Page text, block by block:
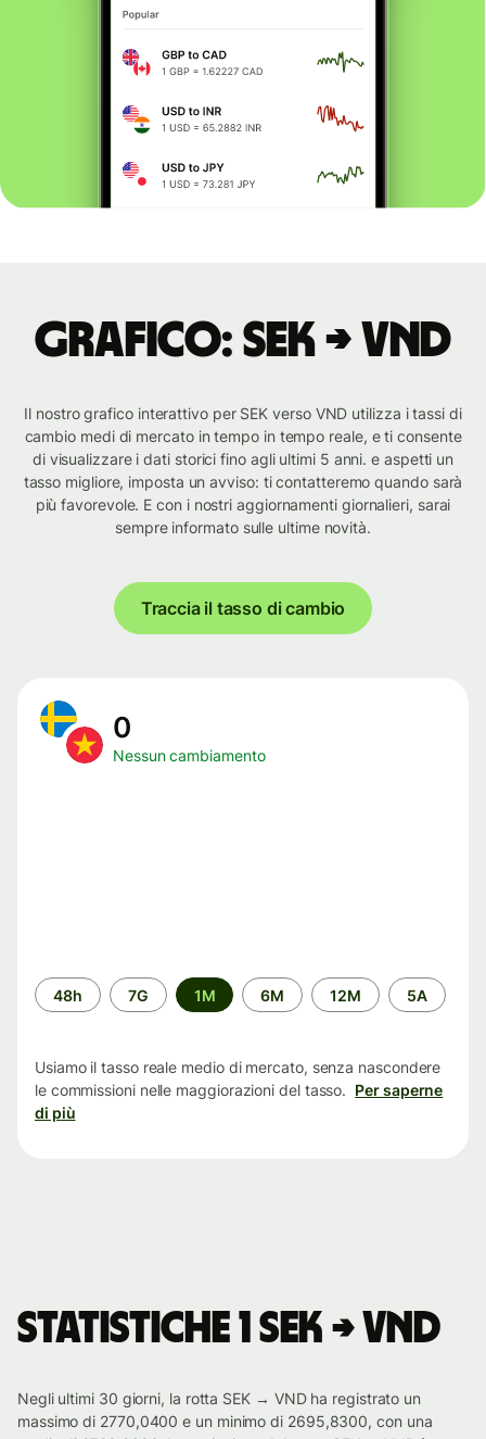
Grafico: SEK → VND
Il nostro grafico interattivo per SEK verso VND utilizza i tassi di
cambio medi di mercato in tempo in tempo reale, e ti consente
di visualizzare i dati storici fino agli ultimi 5 anni. e aspetti un
tasso migliore, imposta un avviso: ti contatteremo quando sarà
più favorevole. E con i nostri aggiornamenti giornalieri, sarai
sempre informato sulle ultime novità.
Traccia il tasso di cambio
0
Nessun cambiamento
Periodo
di
48h 7G 1M 6M 12M 5A
Usiamo il tasso reale medio di mercato, senza nascondere
le commissioni nelle maggiorazioni del tasso. Per saperne
di più
Statistiche 1 SEK → VND
Negli ultimi 30 giorni, la rotta SEK → VND ha registrato un
massimo di 2770,0400 e un minimo di 2695,8300, con una